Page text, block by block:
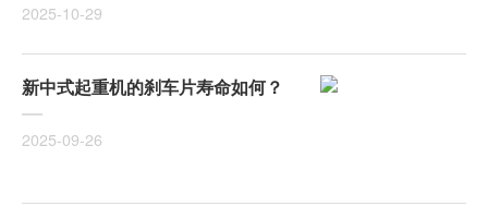
2025-10-29
新中式起重机的刹车片寿命如何？
2025-09-26